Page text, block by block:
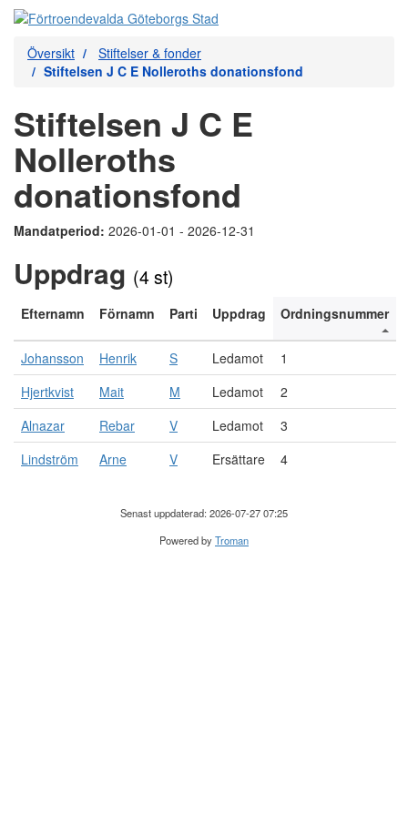
Översikt
Stiftelser & fonder
Stiftelsen J C E Nolleroths donationsfond
Stiftelsen J C E
Nolleroths
donationsfond
Mandatperiod: 2026-01-01 - 2026-12-31
Uppdrag (4 st)
Efternamn Förnamn Parti Uppdrag Ordningsnummer
Johansson Henrik S Ledamot
1
Hjertkvist
Mait M Ledamot
2
Alnazar
Rebar V Ledamot
3
Lindström
Arne V Ersättare 4
Senast uppdaterad: 2026-07-27 07:25
Powered byTroman